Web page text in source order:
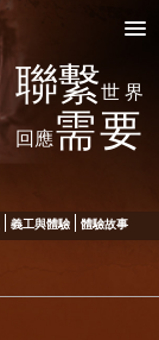
聯繫世界
回應需要
義工與體驗 體驗故事